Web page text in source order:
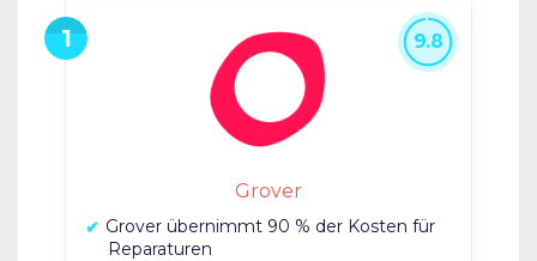
Grover
Grover übernimmt 90 % der Kosten für
Reparaturen
9.8